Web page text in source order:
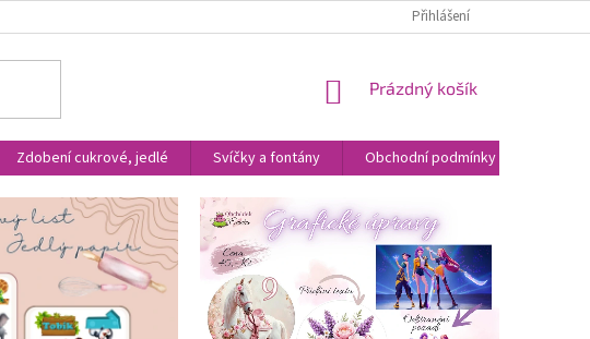
Přihlášení
NÁKUPNÍ
Prázdný košík
Zdobení cukrové, jedlé Svíčky a fontány Obchodní podmínky